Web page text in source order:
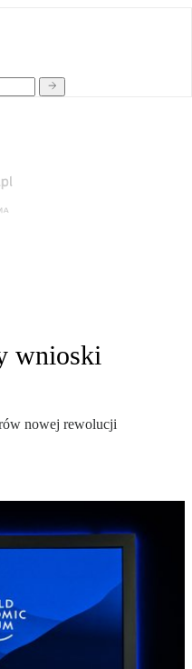
wnioski
nowej rewolucji